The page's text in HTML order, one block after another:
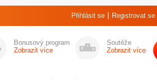
Přihlásit se | Registrovat se
Bonusový program
Zobrazit více
Soutěže
Zobrazit více